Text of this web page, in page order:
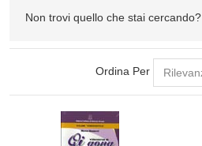
Non trovi quello che stai cercando?
Ordina Per